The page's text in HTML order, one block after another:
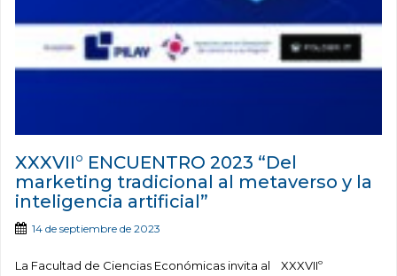
XXXVII° ENCUENTRO 2023 “Del
marketing tradicional al metaverso y la
inteligencia artificial”
14 de septiembre de 2023
La Facultad de Ciencias Económicas invita al XXXVIIº